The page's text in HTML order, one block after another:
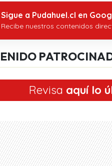
Sigue a Pudahuel.cl en
Recibe nuestros contenidos
Revisa aquí lo